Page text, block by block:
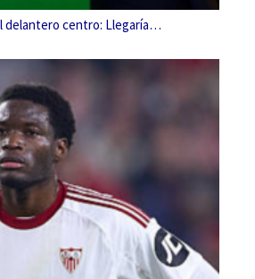
delantero centro: Llegaría…